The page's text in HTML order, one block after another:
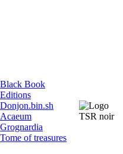
Black Book
Editions
Donjon.bin.sh
Acaeum
Grognardia
Tome of treasures